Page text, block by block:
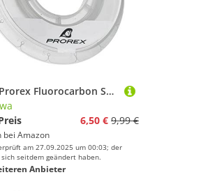
DAIWA Prorex Fluorocarbon Super Soft 50m 0 3mm 6.8kg / 14 99lbs transparent Vorfach Angelschnur 12995-030
6,50 € 9,99 €
bei Amazon
am 27.09.2025 um 00:03; der
sich seitdem geändert haben.
Anbieter